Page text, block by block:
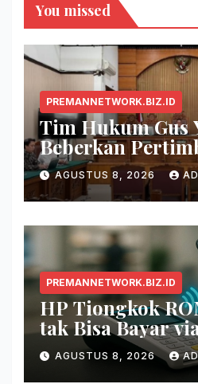
You missed
PREMANNETWORK.BIZ.ID
Tim Hukum Gus
Beberkan
Balik
Kuota Haji 2024
AGUSTUS 8, 2026
PREMANNETWORK.BIZ.ID
HP Tiongkok
tak Bisa Bayar
Google Wallet
AGUSTUS 8, 2026